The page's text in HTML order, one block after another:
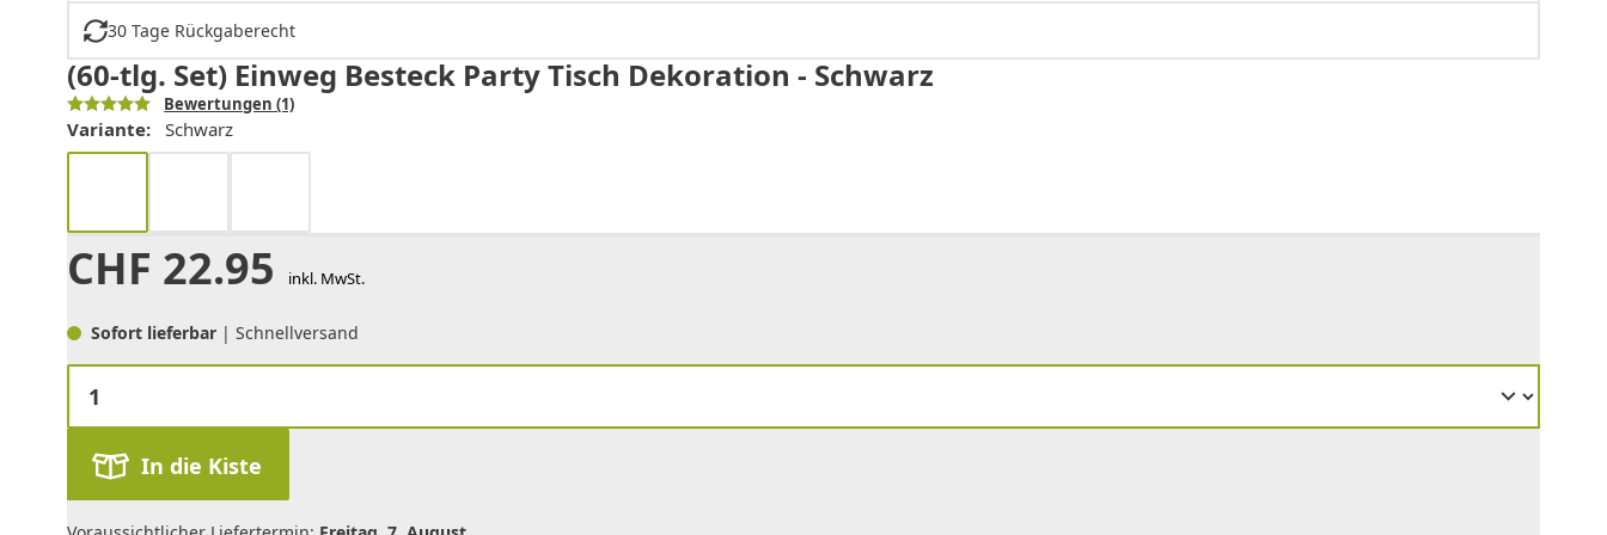
30 Tage Rückgaberecht
(60-tlg. Set) Einweg Besteck Party Tisch Dekoration - Schwarz
Bewertungen (1)
Variante: Schwarz
CHF 22.95 inkl. MwSt.
Sofort lieferbar | Schnellversand
In die Kiste